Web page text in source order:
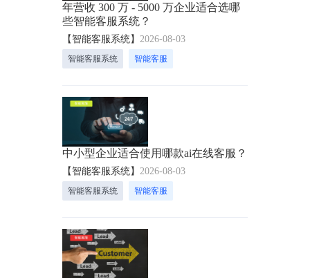
年营收 300 万 - 5000 万企业适合选哪
些智能客服系统？
【智能客服系统】 2026-08-03
智能客服系统 智能客服
中小型企业适合使用哪款ai在线客服？
【智能客服系统】 2026-08-03
智能客服系统 智能客服